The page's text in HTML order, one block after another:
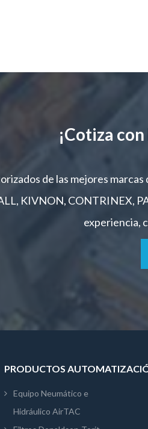
¡Cotiza
de las mejores
KIVNON, CONTRINEX,
experiencia,
PRODUCTOS
Equipo Neumático e
Hidráulico AirTAC